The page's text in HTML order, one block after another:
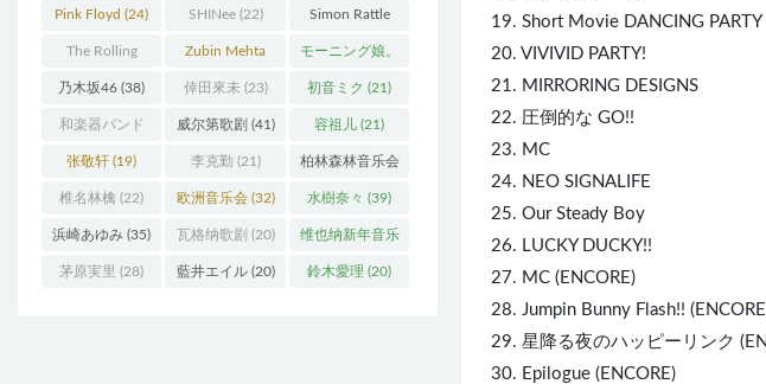
19. Short Movie DANCING PARTY
20. VIVIVID PARTY!
21. MIRRORING DESIGNS
22. 圧倒的な GO!!
23. MC
24. NEO SIGNALIFE
25. Our Steady Boy
26. LUCKY DUCKY!!
27. MC (ENCORE)
28. Jumpin Bunny Flash!!
29. 星降る夜のハッピーリンク
30. Epilogue (ENCORE)
(25)
Pink Floyd (24) SHINee(22) Simon Rattle
(43)
The Rolling
Stones(30)
Zubin Mehta
(19)
モーニング娘。
(27)
乃木坂46 (38) 倖田來未 (23) 初音ミク (21)
和楽器バンド
(25)
威尔第歌剧 (41) 容祖儿 (21)
张敬轩 (19) 李克勤 (21) 柏林森林音乐会
(22)
椎名林檎 (22) 欧洲音乐会(32) 水樹奈々 (39)
浜崎あゆみ (35) 瓦格纳歌剧 (20) 维也纳新年音乐
会(19)
茅原実里 (28) 藍井エイル(20) 鈴木愛理 (20)